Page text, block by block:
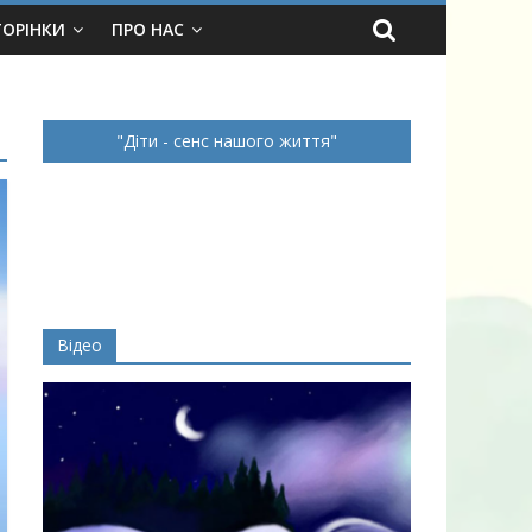
ПРО НАС
Діти - сенс нашого життя
Відео